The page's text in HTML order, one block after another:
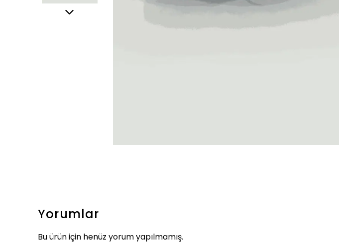
Yorumlar
Bu ürün için henüz yorum yapılmamış.